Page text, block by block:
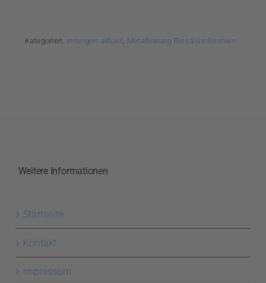
Kategorien: Innungen aktuell , Metallinnung Riesa Großenhain
Weitere Informationen
Startseite
Kontakt
Impressum